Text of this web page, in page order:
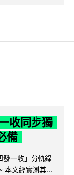
收同步獨
備
發一收」分軌錄
本文經實測其...